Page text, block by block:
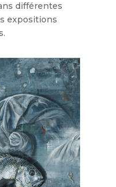
différentes
expositions